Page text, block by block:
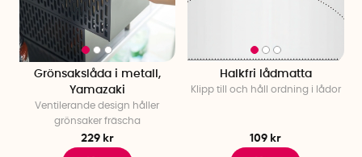
Grönsakslåda i metall,
Yamazaki
Ventilerande design håller
grönsaker fräscha
229 kr
Halkfri lådmatta
Klipp till och håll ordning i lådor
109 kr